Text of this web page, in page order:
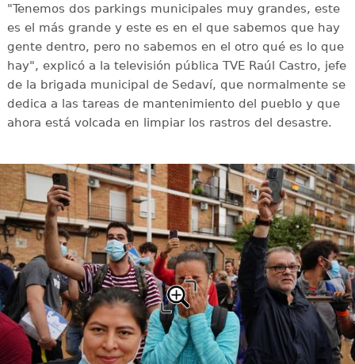
"Tenemos dos parkings municipales muy grandes, este
es el más grande y este es en el que sabemos que hay
gente dentro, pero no sabemos en el otro qué es lo que
hay", explicó a la televisión pública TVE Raúl Castro, jefe
de la brigada municipal de Sedaví, que normalmente se
dedica a las tareas de mantenimiento del pueblo y que
ahora está volcada en limpiar los rastros del desastre.